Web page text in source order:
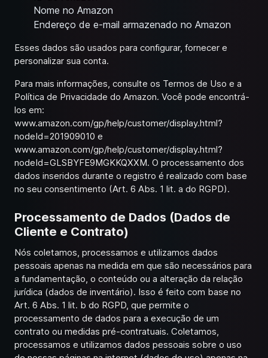
Nome no Amazon
Endereço de e-mail armazenado no Amazon
Esses dados são usados para configurar, fornecer e
personalizar sua conta.
Para mais informações, consulte os Termos de Uso e a
Política de Privacidade do Amazon. Você pode encontrá-
los em:
www.amazon.com/gp/help/customer/display.html?
nodeId=201909010 e
www.amazon.com/gp/help/customer/display.html?
nodeId=GLSBYFE9MGKKQXXM. O processamento dos
dados inseridos durante o registro é realizado com base
no seu consentimento (Art. 6 Abs. 1 lit. a do RGPD).
Processamento de Dados (Dados de
Cliente e Contrato)
Nós coletamos, processamos e utilizamos dados
pessoais apenas na medida em que são necessários para
a fundamentação, o conteúdo ou a alteração da relação
jurídica (dados de inventário). Isso é feito com base no
Art. 6 Abs. 1 lit. b do RGPD, que permite o
processamento de dados para a execução de um
contrato ou medidas pré-contratuais. Coletamos,
processamos e utilizamos dados pessoais sobre o uso